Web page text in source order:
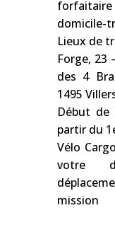
domicile-
Lieux de
Forge, 23
des 4
1495
Début de
partir du
Vélo
votre
mission